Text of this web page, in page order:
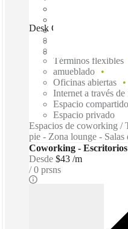
Desk CDMX, Mexico
Términos flexibles
amueblado
Oficinas abiertas
Internet a través
Espacio compartido
Espacio privado
Espacios de coworking /
pie - Zona lounge - Salas
Coworking - Escritorios
Desde $43 /m
0 prsns